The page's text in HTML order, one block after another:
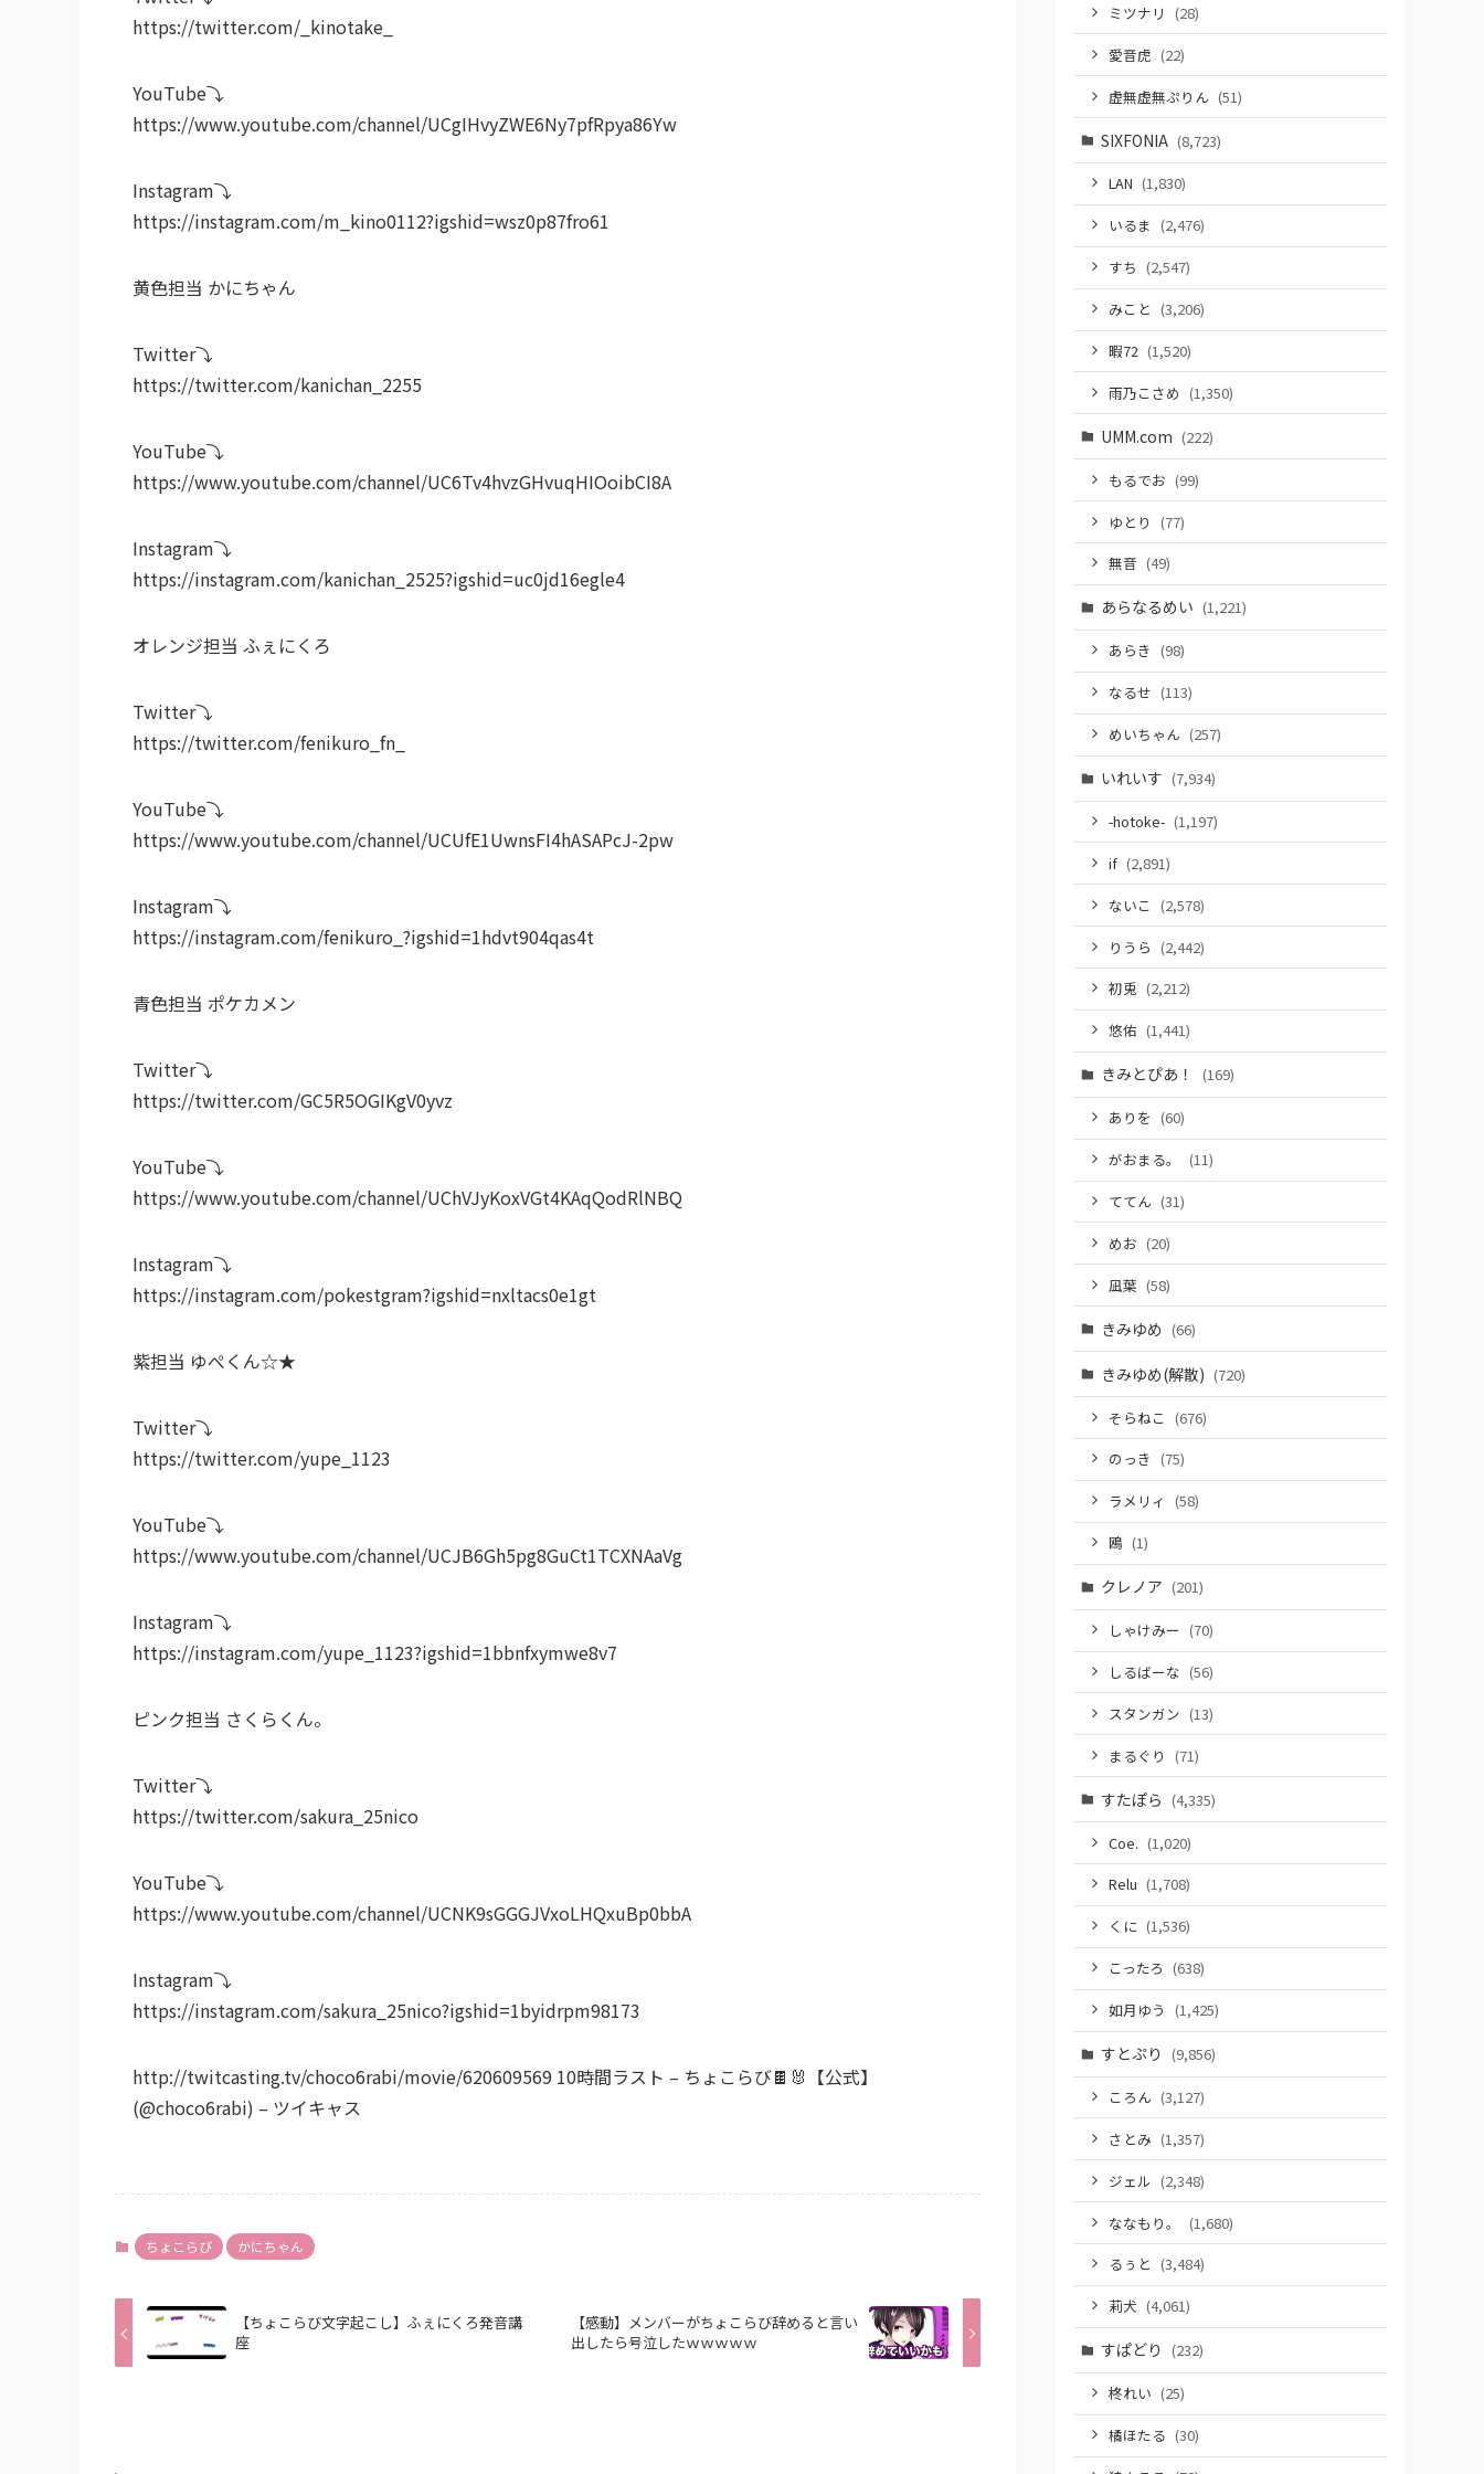
https://twitter.com/_kinotake_
YouTube⤵︎ ︎
https://www.youtube.com/channel/UCgIHvyZWE6Ny7pfRpya86Yw
Instagram⤵︎ ︎
https://instagram.com/m_kino0112?igshid=wsz0p87fro61
黄色担当 かにちゃん
Twitter⤵︎ ︎
https://twitter.com/kanichan_2255
YouTube⤵︎ ︎
https://www.youtube.com/channel/UC6Tv4hvzGHvuqHIOoibCI8A
Instagram⤵︎ ︎
https://instagram.com/kanichan_2525?igshid=uc0jd16egle4
オレンジ担当 ふぇにくろ
Twitter⤵︎ ︎
https://twitter.com/fenikuro_fn_
YouTube⤵︎ ︎
https://www.youtube.com/channel/UCUfE1UwnsFI4hASAPcJ-2pw
Instagram⤵︎ ︎
https://instagram.com/fenikuro_?igshid=1hdvt904qas4t
青色担当 ポケカメン
Twitter⤵︎
https://twitter.com/GC5R5OGIKgV0yvz
YouTube⤵︎ ︎
https://www.youtube.com/channel/UChVJyKoxVGt4KAqQodRlNBQ
Instagram⤵︎ ︎
https://instagram.com/pokestgram?igshid=nxltacs0e1gt
紫担当 ゆぺくん☆★
Twitter⤵︎ ︎
https://twitter.com/yupe_1123
YouTube⤵︎ ︎
https://www.youtube.com/channel/UCJB6Gh5pg8GuCt1TCXNAaVg
Instagram⤵︎ ︎
https://instagram.com/yupe_1123?igshid=1bbnfxymwe8v7
ピンク担当 さくらくん。
Twitter⤵︎ ︎
https://twitter.com/sakura_25nico
YouTube⤵︎ ︎
https://www.youtube.com/channel/UCNK9sGGGJVxoLHQxuBp0bbA
Instagram⤵︎ ︎
https://instagram.com/sakura_25nico?igshid=1byidrpm98173
http://twitcasting.tv/choco6rabi/movie/620609569 10時間ラスト – ちょこらび🍫🐰【公式】
(@choco6rabi) – ツイキャス
ちょこらび かにちゃん
【ちょこらび文字起こし】ふぇにくろ発音講
座
【感動】メンバーがちょこらび辞めると言い
出したら号泣したｗｗｗｗｗ
ミツナリ (28)
愛音虎 (22)
虚無虚無ぷりん (51)
SIXFONIA (8,723)
LAN (1,830)
いるま (2,476)
すち (2,547)
みこと (3,206)
暇72 (1,520)
雨乃こさめ (1,350)
UMM.com (222)
もるでお (99)
ゆとり (77)
無音 (49)
あらなるめい (1,221)
あらき (98)
なるせ (113)
めいちゃん (257)
いれいす (7,934)
-hotoke- (1,197)
if (2,891)
ないこ (2,578)
りうら (2,442)
初兎 (2,212)
悠佑 (1,441)
きみとぴあ！ (169)
ありを (60)
がおまる。
(11)
ててん (31)
めお (20)
凪葉 (58)
きみゆめ (66)
きみゆめ(解散) (720)
そらねこ (676)
のっき (75)
ラメリィ (58)
鴎 (1)
クレノア (201)
しゃけみー (70)
しるばーな (56)
スタンガン (13)
まるぐり (71)
すたぽら (4,335)
Coe. (1,020)
Relu (1,708)
くに (1,536)
こったろ (638)
如月ゆう (1,425)
すとぷり (9,856)
ころん (3,127)
さとみ (1,357)
ジェル (2,348)
ななもり。
(1,680)
るぅと (3,484)
莉犬 (4,061)
すぱどり (232)
柊れい (25)
橘ほたる (30)